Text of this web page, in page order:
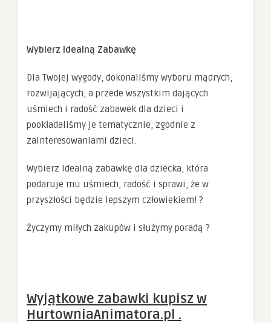
Wybierz Idealną Zabawkę
Dla Twojej wygody, dokonaliśmy wyboru mądrych,
rozwijających, a przede wszystkim dających
uśmiech i radość zabawek dla dzieci i
pookładaliśmy je tematycznie, zgodnie z
zainteresowaniami dzieci.
Wybierz Idealną zabawkę dla dziecka, która
podaruje mu uśmiech, radość i sprawi, że w
przyszłości będzie lepszym człowiekiem! ?
Życzymy miłych zakupów i służymy poradą ?
Wyjątkowe zabawki kupisz w
HurtowniaAnimatora.pl .